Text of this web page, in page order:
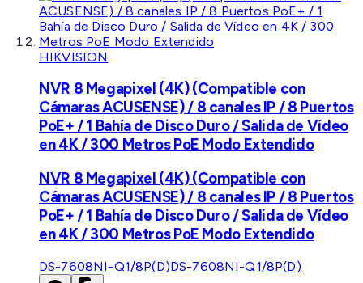
HIKVISION
NVR 8 Megapixel (4K) (Compatible con
Cámaras ACUSENSE) / 8 canales IP / 8 Puertos
PoE+ / 1 Bahía de Disco Duro / Salida de Vídeo
en 4K / 300 Metros PoE Modo Extendido
NVR 8 Megapixel (4K) (Compatible con
Cámaras ACUSENSE) / 8 canales IP / 8 Puertos
PoE+ / 1 Bahía de Disco Duro / Salida de Vídeo
en 4K / 300 Metros PoE Modo Extendido
DS-7608NI-Q1/8P(D)DS-7608NI-Q1/8P(D)